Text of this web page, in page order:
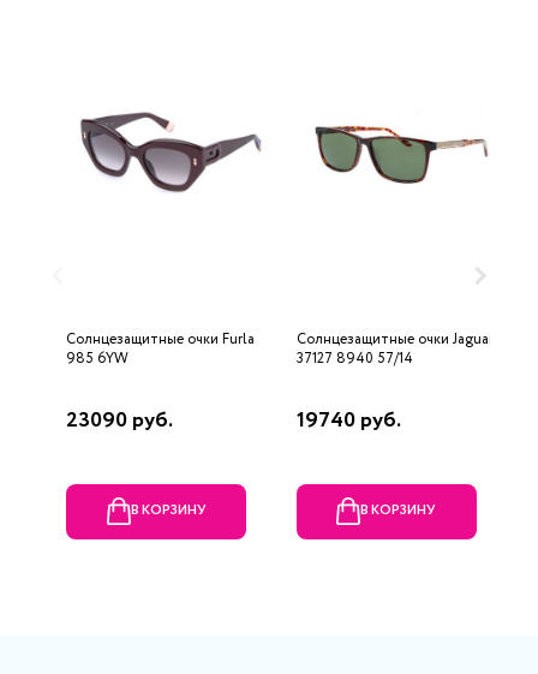
Солнцезащитные очки Furla
985 6YW
23090 руб.
В КОРЗИНУ
Солнцезащитные очки Jaguar
37127 8940 57/14
19740 руб.
В КОРЗИНУ